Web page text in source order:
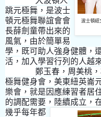
波士頓經
跳元極舞，是波士
頓元極舞聯誼會會
長薛劍童帶出來的
風氣，由於簡單易
學，既可助人強身健體，
活，加入學習行列的人越
鄭玉春，周美桃
極舞健身會，美東紐英崙
樂會，就是因應練習者居
的調配需要，陸續成立，
幾乎每年都